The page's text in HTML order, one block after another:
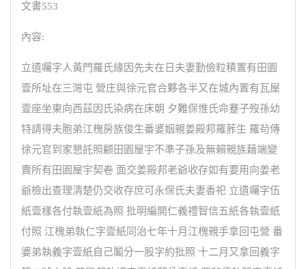
文書553
內容:
立遺囑字人黃門羅氏緣因先夫在日夫妻勤儉粒積置有田園
壹所址在三灣屯 營庄與徐元官合夥各半又在城內置有瓦屋
壹座坐東向西茲因氏染病在床朝 夕難保惟氏命蹇子歿孫幼
特請得夫胞弟江槐房族俊生番婆姻親姜殿邦羅葄生 羅茍傳
徐元官到家懇託照顧田園屋宇不準子孫及無賴親族藉端變
賣所有田園屋宇契卷 面交姜殿邦老爺收存如有要用向姜老
爺檢出查理清楚仍交收存庶可永保氏夫妻香祀 立遺囑字伍
紙壹樣各付執壹紙為照 批明編開仁義禮智信五紙各執壹紙
付照 江槐弟執仁字壹紙同治七年十月江槐親手拿回屯營 番
婆弟執義字壹紙自己鬮分一股字約批照 十二月又拿回義字